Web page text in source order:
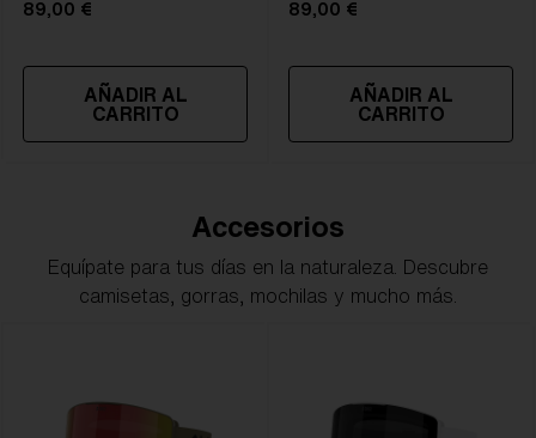
89,00 €
AÑADIR AL
CARRITO
89,00 €
AÑADIR AL
CARRITO
Accesorios
Equípate para tus días en la naturaleza. Descubre
camisetas, gorras, mochilas y mucho más.